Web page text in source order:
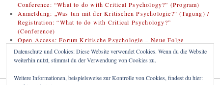
Conference: “What to do with Critical Psychology?” (Program)
Anmeldung: „Was tun mit der Kritischen Psychologie?“ (Tagung) /
Registration: “What to do with Critical Psychology?”
(Conference)
Open Access: Forum Kritische Psychologie – Neue Folge
(Zweitveröffentlichung)
Rezension: Bregman, Rutger (2020). Im Grunde gut: Eine neue
Datenschutz und Cookies: Diese Website verwendet Cookies. Wenn du die Website
weiterhin nutzt, stimmst du der Verwendung von Cookies zu.
Weitere Informationen, beispielsweise zur Kontrolle von Cookies, findest du hier: